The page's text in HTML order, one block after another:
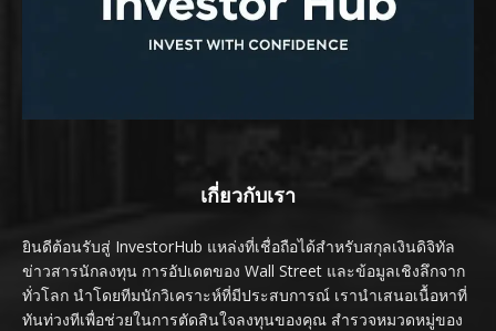
เกี่ยวกับเรา
ยินดีต้อนรับสู่ InvestorHub แหล่งที่เชื่อถือได้สำหรับสกุลเงินดิจิทัล
ข่าวสารนักลงทุน การอัปเดตของ Wall Street และข้อมูลเชิงลึกจาก
ทั่วโลก นำโดยทีมนักวิเคราะห์ที่มีประสบการณ์ เรานำเสนอเนื้อหาที่
ทันท่วงทีเพื่อช่วยในการตัดสินใจลงทุนของคุณ สำรวจหมวดหมู่ของ